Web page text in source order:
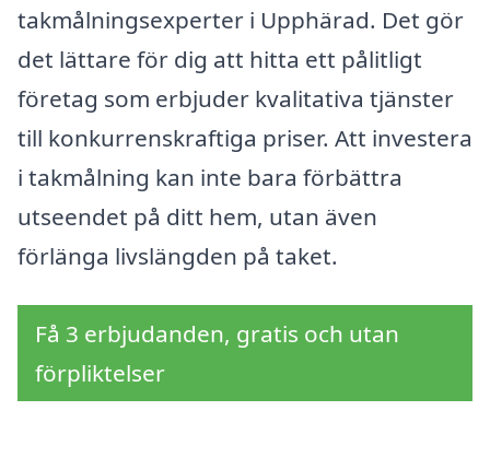
takmålningsexperter i Upphärad. Det gör
det lättare för dig att hitta ett pålitligt
företag som erbjuder kvalitativa tjänster
till konkurrenskraftiga priser. Att investera
i takmålning kan inte bara förbättra
utseendet på ditt hem, utan även
förlänga livslängden på taket.
Få 3 erbjudanden, gratis och utan
förpliktelser